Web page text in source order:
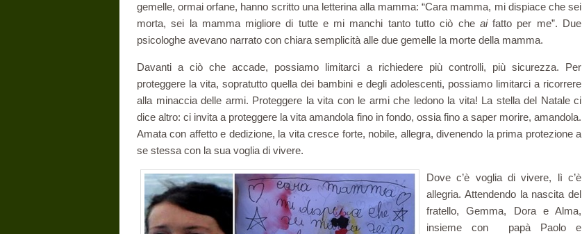
gemelle, ormai orfane, hanno scritto una letterina alla mamma: “Cara mamma, mi dispiace che sei
morta, sei la mamma migliore di tutte e mi manchi tanto tutto ciò che aifatto per me”. Due
psicologhe avevano narrato con chiara semplicità alle due gemelle la morte della mamma.
Davanti a ciò che accade, possiamo limitarci a richiedere più controlli, più sicurezza. Per
proteggere la vita, sopratutto quella dei bambini e degli adolescenti, possiamo limitarci a ricorrere
alla minaccia delle armi. Proteggere la vita con le armi che ledono la vita! La stella del Natale ci
dice altro: ci invita a proteggere la vita amandola fino in fondo, ossia fino a saper morire, amandola.
Amata con affetto e dedizione, la vita cresce forte, nobile, allegra, divenendo la prima protezione a
se stessa con la sua voglia di vivere.
Dove c’è voglia di vivere, lì c’è
allegria. Attendendo la nascita del
fratello, Gemma, Dora e Alma,
insieme con papà Paolo e